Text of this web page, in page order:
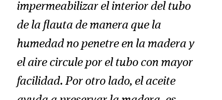
impermeabilizar el interior del tubo
de la flauta de manera que la
humedad no penetre en la madera y
el aire circule por el tubo con mayor
facilidad. Por otro lado, el aceite